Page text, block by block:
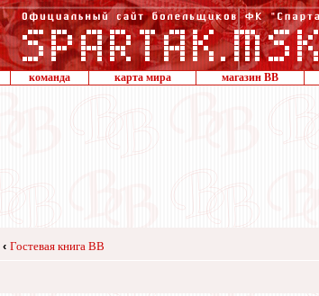
команда карта мира магазин ВВ
‹ Гостевая книга ВВ